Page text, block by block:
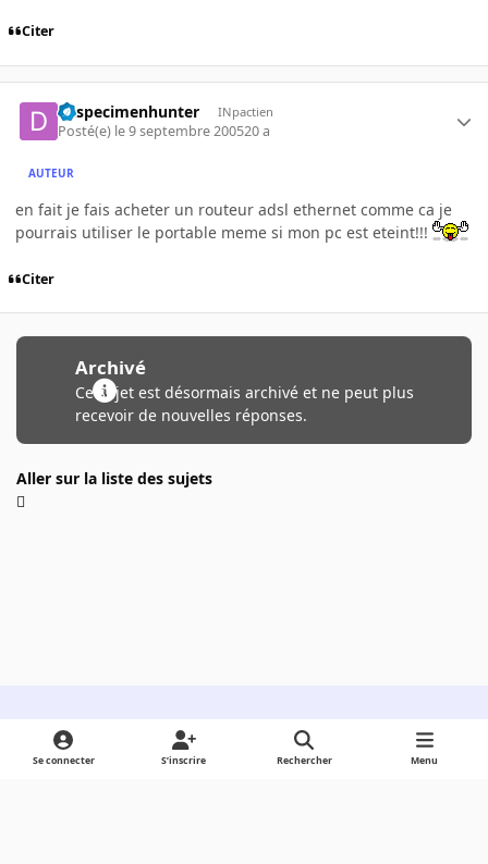
Citer
daspecimenhunter INpactien
Posté(e) le 9 septembre 200520 a
AUTEUR
en fait je fais acheter un routeur adsl ethernet comme ca je
pourrais utiliser le portable meme si mon pc est eteint!!!
Citer
Archivé
Ce sujet est désormais archivé et ne peut plus
recevoir de nouvelles réponses.
Aller sur la liste des sujets
Light ModeDark ModeSystem Preference
Se connecter S’inscrire Rechercher Menu